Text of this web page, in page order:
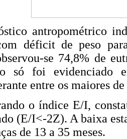
antropométrico
déficit de peso
se 74,8% de
só foi
entre os maiores
o índice E/I,
(E/I<-2Z). A baixa
de 13 a 35 meses.